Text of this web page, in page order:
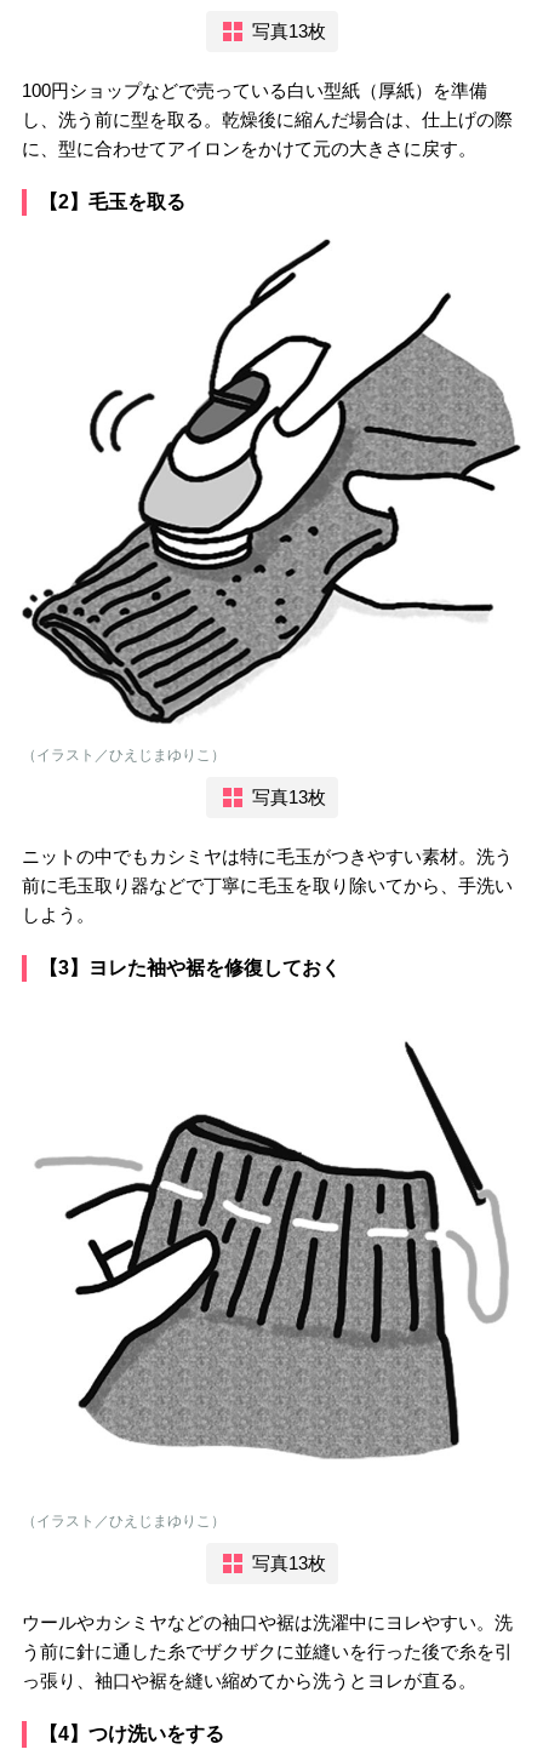
写真13枚
100円ショップなどで売っている白い型紙（厚紙）を準備
し、洗う前に型を取る。乾燥後に縮んだ場合は、仕上げの際
に、型に合わせてアイロンをかけて元の大きさに戻す。
【2】毛玉を取る
（イラスト／ひえじまゆりこ）
写真13枚
ニットの中でもカシミヤは特に毛玉がつきやすい素材。洗う
前に毛玉取り器などで丁寧に毛玉を取り除いてから、手洗い
しよう。
【3】ヨレた袖や裾を修復しておく
（イラスト／ひえじまゆりこ）
写真13枚
ウールやカシミヤなどの袖口や裾は洗濯中にヨレやすい。洗
う前に針に通した糸でザクザクに並縫いを行った後で糸を引
っ張り、袖口や裾を縫い縮めてから洗うとヨレが直る。
【4】つけ洗いをする